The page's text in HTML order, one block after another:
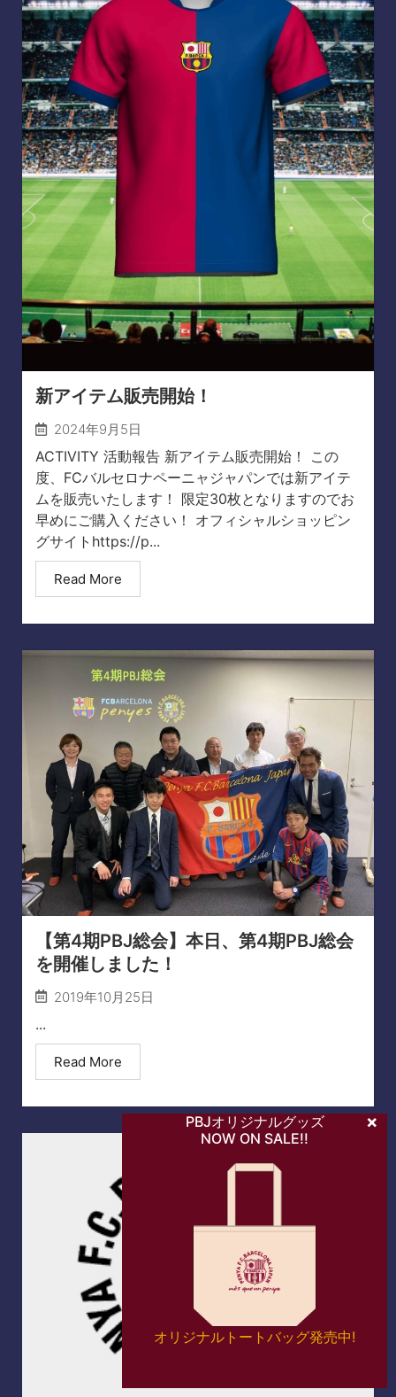
新アイテム販売開始！
2024年9月5日
ACTIVITY 活動報告 新アイテム販売開始！ この
度、FCバルセロナペーニャジャパンでは新アイテ
ムを販売いたします！ 限定30枚となりますのでお
早めにご購入ください！ オフィシャルショッピン
グサイトhttps://p...
Read More
【第4期PBJ総会】本日、第4期PBJ総会
を開催しました！
2019年10月25日
...
Read More
PBJオリジナルグッズ
NOW ON SALE!!
オリジナルトートバッグ発売中!